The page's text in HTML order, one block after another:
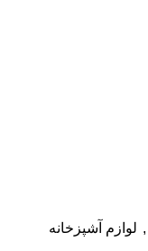
, لوازم آشپزخانه